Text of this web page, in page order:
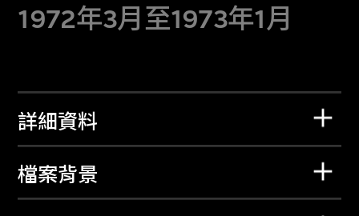
1972年3月至1973年1月
詳細資料
檔案背景